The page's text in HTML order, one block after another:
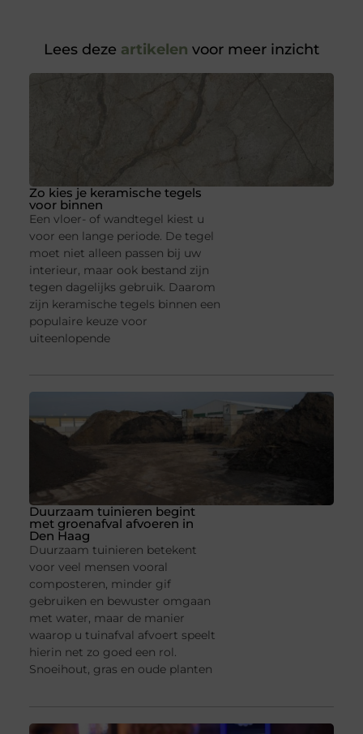
Lees deze artikelen voor meer inzicht
Zo kies je keramische tegels
voor binnen
Een vloer- of wandtegel kiest u
voor een lange periode. De tegel
moet niet alleen passen bij uw
interieur, maar ook bestand zijn
tegen dagelijks gebruik. Daarom
zijn keramische tegels binnen een
populaire keuze voor
uiteenlopende
Duurzaam tuinieren begint
met groenafval afvoeren in
Den Haag
Duurzaam tuinieren betekent
voor veel mensen vooral
composteren, minder gif
gebruiken en bewuster omgaan
met water, maar de manier
waarop u tuinafval afvoert speelt
hierin net zo goed een rol.
Snoeihout, gras en oude planten